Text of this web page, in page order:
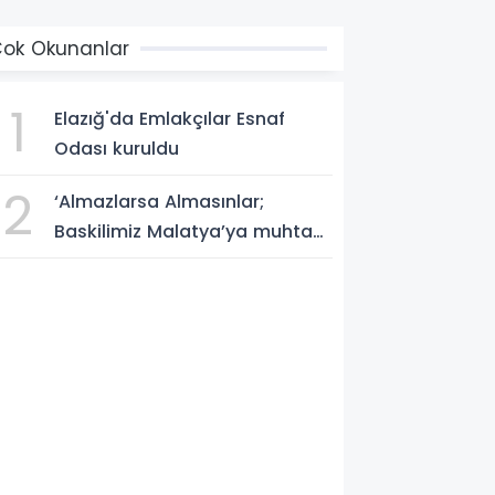
Okunanlar
1
Elazığ'da Emlakçılar Esnaf
Odası kuruldu
2
‘Almazlarsa Almasınlar;
Baskilimiz Malatya’ya muhtaç